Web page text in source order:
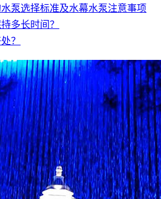
泵选择标准及水幕水泵注意事项
多长时间？
？